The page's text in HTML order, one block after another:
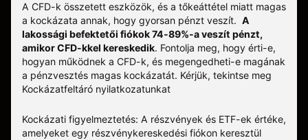
A CFD-k összetett eszközök, és a tőkeáttétel miatt magas
a kockázata annak, hogy gyorsan pénzt veszít. A
lakossági befektetői fiókok 74-89%-a veszít pénzt,
amikor CFD-kkel kereskedik. Fontolja meg, hogy érti-e,
hogyan működnek a CFD-k, és megengedheti-e magának
a pénzvesztés magas kockázatát. Kérjük, tekintse meg
Kockázatfeltáró nyilatkozatunkat
Kockázati figyelmeztetés: A részvények és ETF-ek értéke,
amelyeket egy részvénykereskedési fiókon keresztül